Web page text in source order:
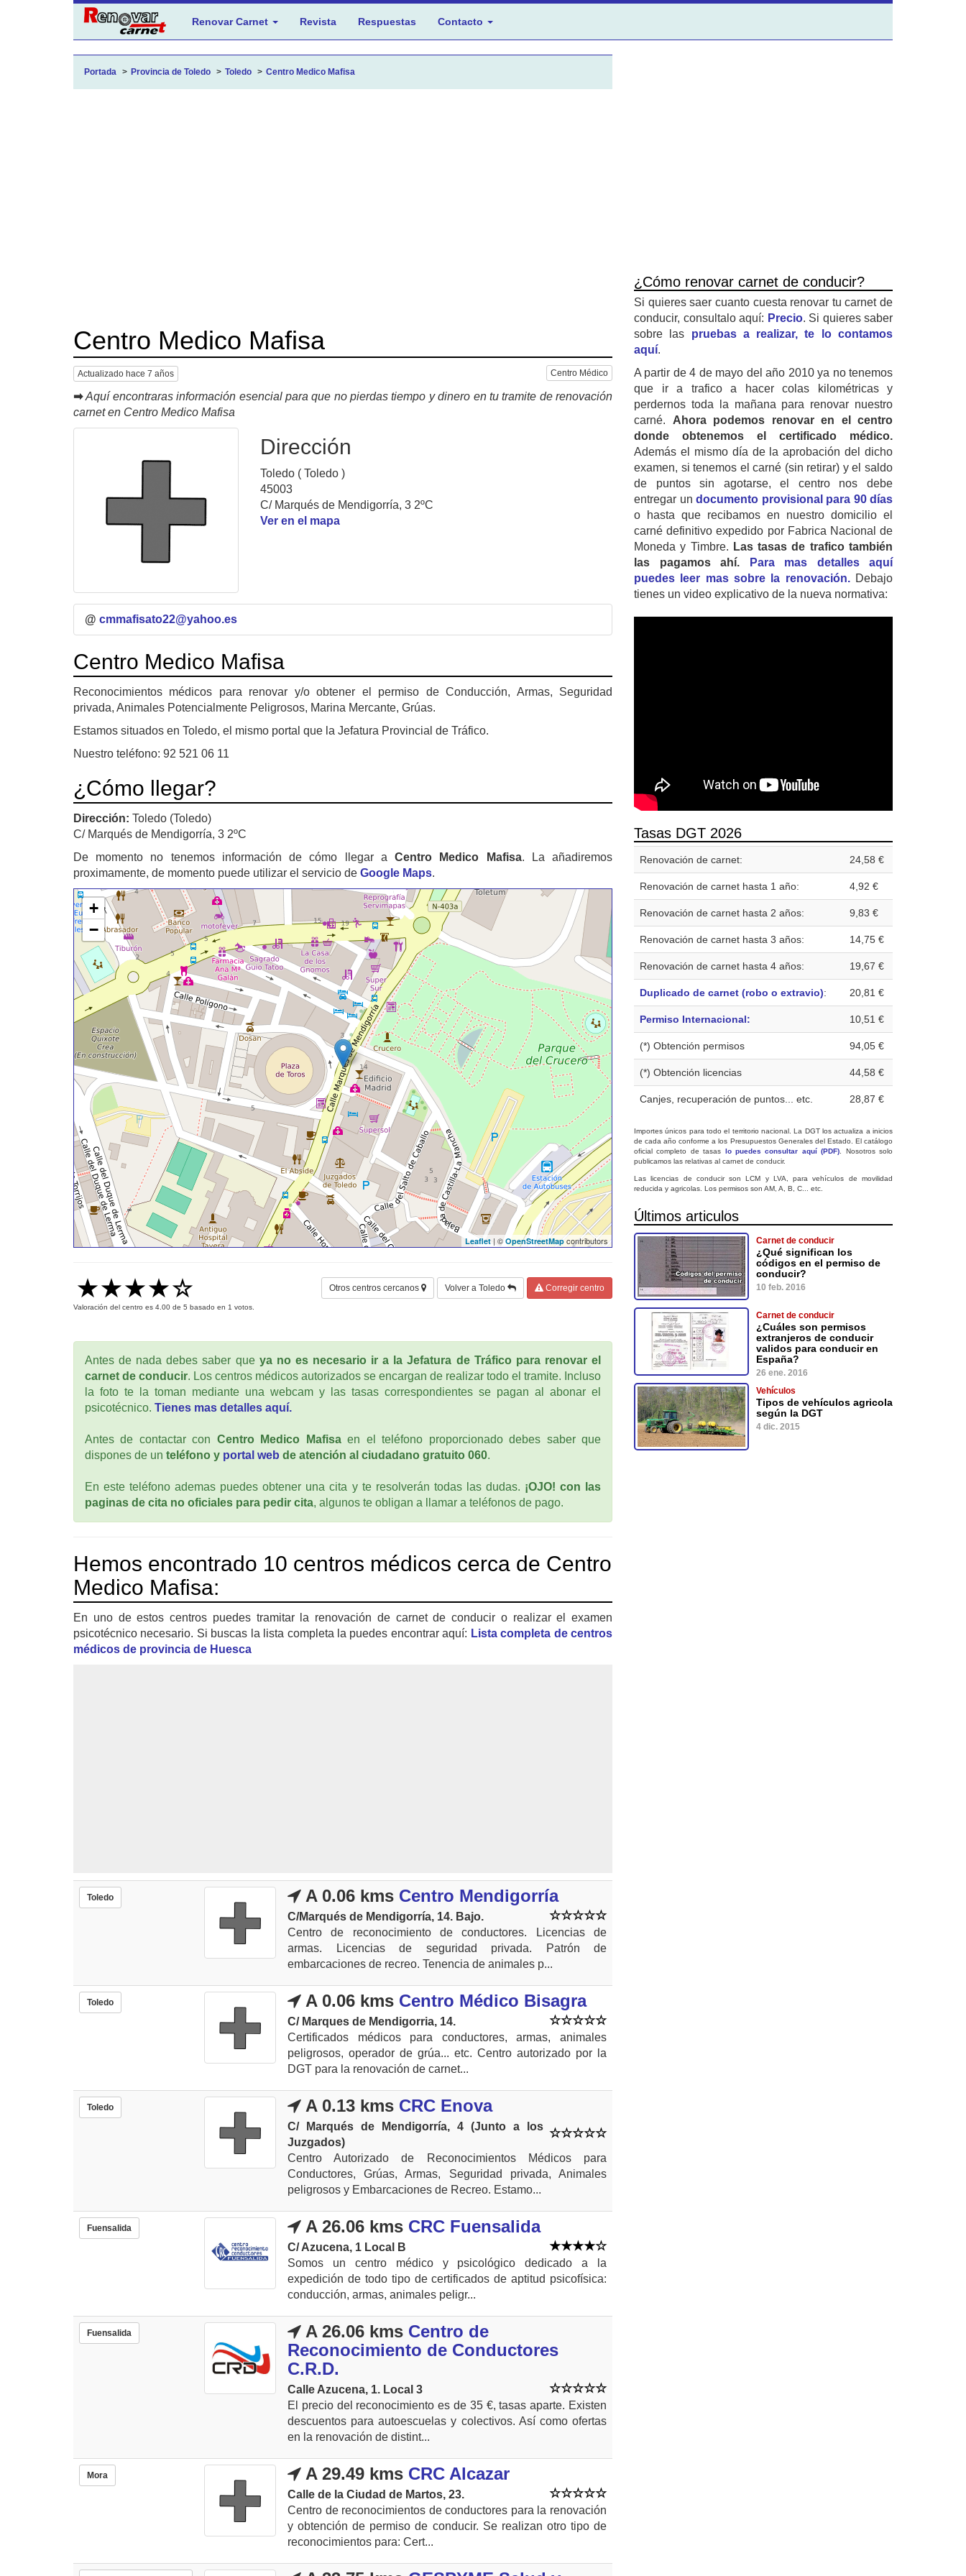
Renovar Carnet Revista Respuestas Contacto
Portada Provincia de Toledo Toledo Centro Medico Mafisa
Centro Medico Mafisa
Actualizado hace 7 años Centro Médico
➡ Aquí encontraras información esencial para que no pierdas tiempo y dinero en tu tramite de renovación
carnet en Centro Medico Mafisa
Dirección
Toledo ( Toledo )
45003
C/ Marqués de Mendigorría, 3 2ºC
Ver en el mapa
@ cmmafisato22@yahoo.es
Centro Medico Mafisa
Reconocimientos médicos para renovar y/o obtener el permiso de Conducción, Armas, Seguridad
privada, Animales Potencialmente Peligrosos, Marina Mercante, Grúas.
Estamos situados en Toledo, el mismo portal que la Jefatura Provincial de Tráfico.
Nuestro teléfono: 92 521 06 11
¿Cómo llegar?
Dirección: Toledo (Toledo)
C/ Marqués de Mendigorría, 3 2ºC
De momento no tenemos información de cómo llegar aCentro Medico Mafisa. La añadiremos
proximamente, de momento puede utilizar el servicio de Google Maps.
+
−
Leaflet | © OpenStreetMap contributors
Valoración del centro es 4.00 de 5 basado en 1 votos.
Otros centros cercanos Volver a Toledo Corregir centro
Antes de nada debes saber que ya no es necesario ir a la Jefatura de Tráfico para renovar el
carnet de conducir. Los centros médicos autorizados se encargan de realizar todo el tramite. Incluso
la foto te la toman mediante una webcam y las tasas correspondientes se pagan al abonar el
psicotécnico. Tienes mas detalles aquí.
Antes de contactar con Centro Medico Mafisaen el teléfono proporcionado debes saber que
dispones de un teléfono y portal web de atención al ciudadano gratuito 060.
En este teléfono ademas puedes obtener una cita y te resolverán todas las dudas. ¡OJO! con las
paginas de cita no oficiales para pedir cita, algunos te obligan a llamar a teléfonos de pago.
Hemos encontrado 10 centros médicos cerca de Centro
Medico Mafisa:
En uno de estos centros puedes tramitar la renovación de carnet de conducir o realizar el examen
psicotécnico necesario. Si buscas la lista completa la puedes encontrar aquí: Lista completa de centros
médicos de provincia de Huesca
Toledo A 0.06 kms Centro Mendigorría
C/Marqués de Mendigorría, 14. Bajo.
Centro de reconocimiento de conductores. Licencias de
armas. Licencias de seguridad privada. Patrón de
embarcaciones de recreo. Tenencia de animales p...
Toledo A 0.06 kms Centro Médico Bisagra
C/ Marques de Mendigorria, 14.
Certificados médicos para conductores, armas, animales
peligrosos, operador de grúa... etc. Centro autorizado por la
DGT para la renovación de carnet...
Toledo A 0.13 kms CRC Enova
C/ Marqués de Mendigorría, 4 (Junto a los
Juzgados)
Centro Autorizado de Reconocimientos Médicos para
Conductores, Grúas, Armas, Seguridad privada, Animales
peligrosos y Embarcaciones de Recreo. Estamo...
Fuensalida A 26.06 kms CRC Fuensalida
C/ Azucena, 1 Local B
Somos un centro médico y psicológico dedicado a la
expedición de todo tipo de certificados de aptitud psicofísica:
conducción, armas, animales peligr...
Fuensalida A 26.06 kms Centro de
Reconocimiento de Conductores
C.R.D.
Calle Azucena, 1. Local 3
El precio del reconocimiento es de 35 €, tasas aparte. Existen
descuentos para autoescuelas y colectivos. Así como ofertas
en la renovación de distint...
Mora A 29.49 kms CRC Alcazar
Calle de la Ciudad de Martos, 23.
Centro de reconocimientos de conductores para la renovación
y obtención de permiso de conducir. Se realizan otro tipo de
reconocimientos para: Cert...
¿Cómo renovar carnet de conducir?
Si quieres saer cuanto cuesta renovar tu carnet de
conducir, consultalo aquí: Precio. Si quieres saber
sobre las pruebas a realizar, te lo contamos
aquí.
A partir de 4 de mayo del año 2010 ya no tenemos
que ir a trafico a hacer colas kilométricas y
perdernos toda la mañana para renovar nuestro
carné. Ahora podemos renovar en el centro
donde obtenemos el certificado médico.
Además el mismo día de la aprobación del dicho
examen, si tenemos el carné (sin retirar) y el saldo
de puntos sin agotarse, el centro nos debe
entregar un documento provisional para 90 días
o hasta que recibamos en nuestro domicilio el
carné definitivo expedido por Fabrica Nacional de
Moneda y Timbre. Las tasas de trafico también
las pagamos ahí.
Para mas detalles aquí
puedes leer mas sobre la renovación.Debajo
tienes un video explicativo de la nueva normativa:
Tasas DGT 2026
Renovación de carnet: 24,58 €
Renovación de carnet hasta 1 año: 4,92 €
Renovación de carnet hasta 2 años: 9,83 €
Renovación de carnet hasta 3 años: 14,75 €
Renovación de carnet hasta 4 años: 19,67 €
Duplicado de carnet (robo o extravio): 20,81 €
Permiso Internacional: 10,51 €
(*) Obtención permisos 94,05 €
(*) Obtención licencias 44,58 €
Canjes, recuperación de puntos... etc. 28,87 €
Importes únicos para todo el territorio nacional. La DGT los actualiza a inicios
de cada año conforme a los Presupuestos Generales del Estado. El catálogo
oficial completo de tasas lo puedes consultar aquí (PDF) . Nosotros solo
publicamos las relativas al carnet de conducir.
Las licencias de conducir son LCM y LVA, para vehículos de movilidad
reducida y agricolas. Los permisos son AM, A, B, C... etc.
Últimos articulos
Carnet de conducir
¿Qué significan los
códigos en el permiso de
conducir?
10 feb. 2016
Carnet de conducir
¿Cuáles son permisos
extranjeros de conducir
validos para conducir en
España?
26 ene. 2016
Vehículos
Tipos de vehículos agricola
según la DGT
4 dic. 2015